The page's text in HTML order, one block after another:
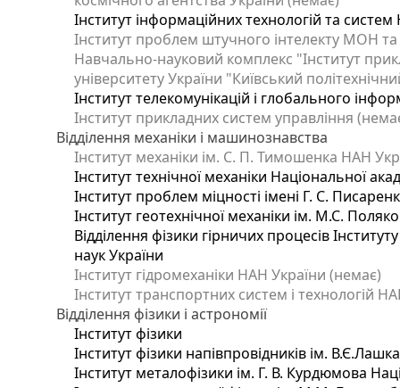
Інститут інформаційних технологій та
Інститут проблем штучного інтелекту МОН
Навчально-науковий комплекс "Інститут
університету України "Київський
Інститут телекомунікацій і глобального
Інститут прикладних систем управління
Відділення механіки і машинознавства
Інститут механіки ім. С. П. Тимошенка НАН
Інститут технічної механіки Національної
Інститут проблем міцності імені Г. С.
Інститут геотехнічної механіки ім. М.С.
Відділення фізики гірничих процесів
наук України
Інститут гідромеханіки НАН України (немає)
Інститут транспортних систем і технологій
Відділення фізики і астрономії
Інститут фізики
Інститут фізики напівпровідників ім.
Інститут металофізики ім. Г. В. Курдюмова